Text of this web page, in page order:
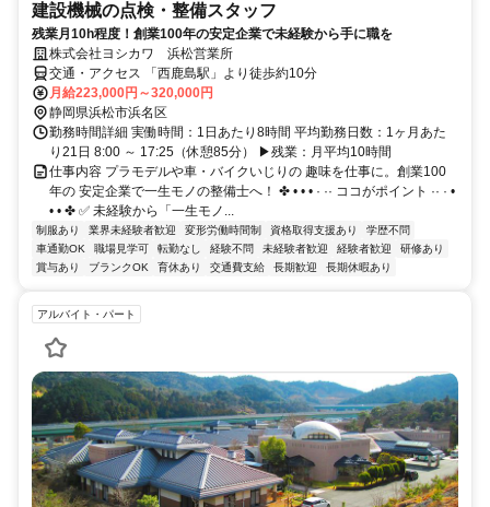
建設機械の点検・整備スタッフ
残業月10h程度！創業100年の安定企業で未経験から手に職を
株式会社ヨシカワ 浜松営業所
交通・アクセス 「西鹿島駅」より徒歩約10分
月給223,000円～320,000円
静岡県浜松市浜名区
勤務時間詳細 実働時間：1日あたり8時間 平均勤務日数：1ヶ月あた
り21日 8:00 ～ 17:25（休憩85分） ▶残業：月平均10時間
仕事内容 プラモデルや車・バイクいじりの 趣味を仕事に。創業100
年の 安定企業で一生モノの整備士へ！ ✤ • • • · ·· ココがポイント ·· · •
• • ✤ ✅ 未経験から「一生モノ...
制服あり 業界未経験者歓迎 変形労働時間制 資格取得支援あり
学歴不問
車通勤OK
職場見学可 転勤なし 経験不問 未経験者歓迎 経験者歓迎
研修あり
賞与あり
ブランクOK 育休あり 交通費支給 長期歓迎 長期休暇あり
アルバイト・パート